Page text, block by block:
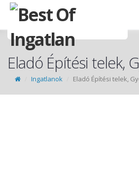
Eladó Építési telek,
Ingatlanok Eladó Építési telek,